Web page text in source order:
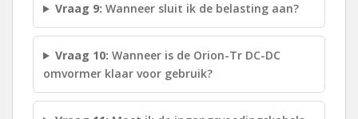
Vraag 9: Wanneer sluit ik de belasting aan?
Vraag 10: Wanneer is de Orion-Tr DC-DC
omvormer klaar voor gebruik?